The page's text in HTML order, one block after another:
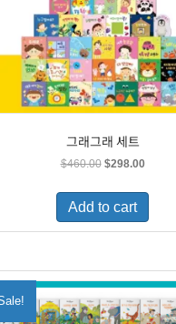
그래그래 세트
$460.00 Original
was:
$460.00.
$298.00Current
is:
Add to cart